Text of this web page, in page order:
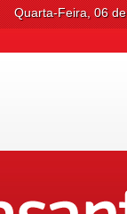
Quarta-Feira, 06